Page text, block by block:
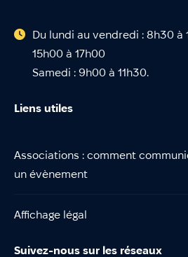
Du lundi au vendredi : 8h30 à
15h00 à 17h00
Samedi : 9h00 à 11h30.
Liens utiles
Associations : comment
un évènement
Affichage légal
Suivez-nous sur les réseaux